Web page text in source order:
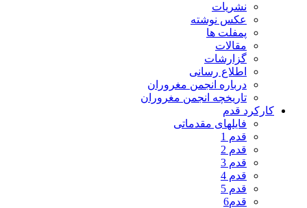
نشریات
عکس نوشته
پمفلت ها
مقالات
گزارشات
اطلاع رسانی
درباره انجمن مغروران
تاریخچه انجمن مغروران
کارکرد قدم
فایلهای مقدماتی
قدم 1
قدم 2
قدم 3
قدم 4
قدم 5
قدم6